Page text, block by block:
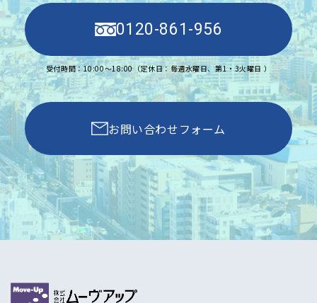
0120-861-956
受付時間：10:00〜18:00（定休日：毎週水曜日、第1・3火曜日 ）
お問い合わせフォーム